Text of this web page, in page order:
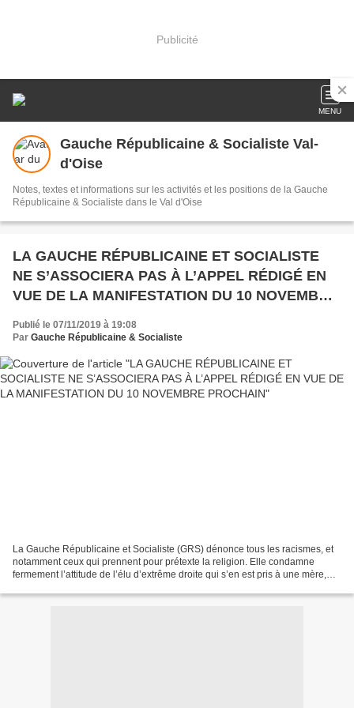
Publicité
MENU
Gauche Républicaine & Socialiste Val-
d'Oise
Notes, textes et informations sur les activités et les positions de la Gauche
Républicaine & Socialiste dans le Val d'Oise
LA GAUCHE RÉPUBLICAINE ET SOCIALISTE
NE S’ASSOCIERA PAS À L’APPEL RÉDIGÉ EN
VUE DE LA MANIFESTATION DU 10 NOVEMBRE
PROCHAIN
Publié le 07/11/2019 à 19:08
Par Gauche Républicaine & Socialiste
La Gauche Républicaine et Socialiste (GRS) dénonce tous les racismes, et
notamment ceux qui prennent pour prétexte la religion. Elle condamne
fermement l’attitude de l’élu d’extrême droite qui s’en est pris à une mère,